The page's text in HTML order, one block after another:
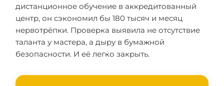
дистанционное обучение в аккредитованный
центр, он сэкономил бы 180 тысяч и месяц
нервотрёпки. Проверка выявила не отсутствие
таланта у мастера, а дыру в бумажной
безопасности. И её легко закрыть.